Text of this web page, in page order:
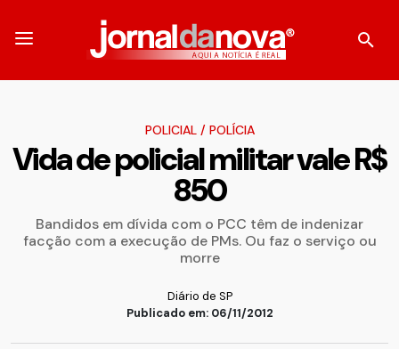
POLICIAL/ POLÍCIA
Vida de policial militar vale R$
850
Bandidos em dívida com o PCC têm de indenizar
facção com a execução de PMs. Ou faz o serviço ou
morre
Diário de SP
Publicado em: 06/11/2012